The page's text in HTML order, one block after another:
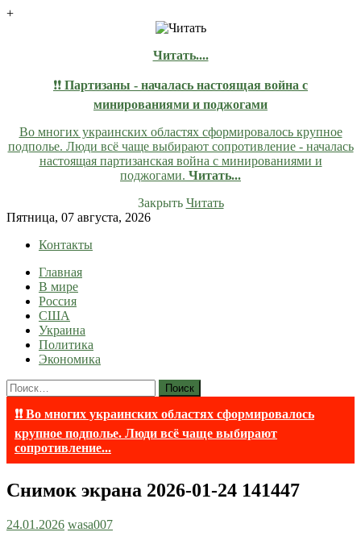
+
Читать....
❗❗ Партизаны - началась настоящая война с
минированиями и поджогами
Во многих украинских областях сформировалось крупное
подполье. Люди всё чаще выбирают сопротивление - началась
настоящая партизанская война с минированиями и
поджогами. Читать...
Закрыть Читать
Skip
content
Пятница, 07 августа, 2026
Контакты
lentaruss
lentaruss — Новости
Главная
В мире
Россия
США
Украина
Политика
Экономика
Найти:
❗❗ Во многих украинских областях сформировалось
крупное подполье. Люди всё чаще выбирают
сопротивление...
Снимок экрана 2026-01-24 141447
24.01.2026 wasa007